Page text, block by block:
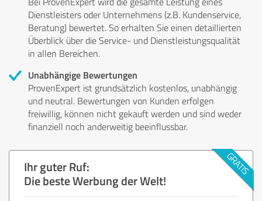
Dienstleisters oder Unternehmens (z.B. Kundenservice,
Beratung) bewertet. So erhalten Sie einen detaillierten
Überblick über die Service- und Dienstleistungsqualität
in allen Bereichen.
Unabhängige Bewertungen
ProvenExpert ist grundsätzlich kostenlos, unabhängig
und neutral. Bewertungen von Kunden erfolgen
freiwillig, können nicht gekauft werden und sind weder
finanziell noch anderweitig beeinflussbar.
Ihr guter Ruf:
Die beste Werbung der Welt!